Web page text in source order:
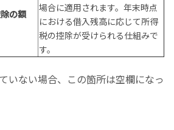
の額
場合に適用されます。年末時点
における借入残高に応じて所得
税の控除が受けられる仕組みで
す。
いない場合、この箇所は空欄になっ